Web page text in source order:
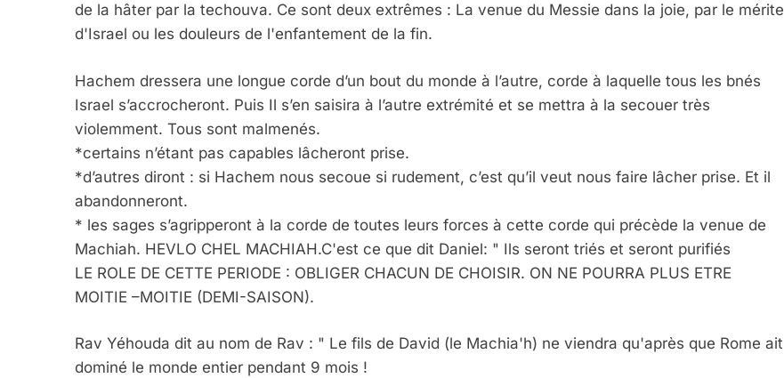
de la hâter par la techouva. Ce sont deux extrêmes : La venue du Messie dans la joie, par le mérite
d'Israel ou les douleurs de l'enfantement de la fin.
Hachem dressera une longue corde d’un bout du monde à l’autre, corde à laquelle tous les bnés
Israel s’accrocheront. Puis Il s’en saisira à l’autre extrémité et se mettra à la secouer très
violemment. Tous sont malmenés.
*certains n’étant pas capables lâcheront prise.
*d’autres diront : si Hachem nous secoue si rudement, c’est qu’il veut nous faire lâcher prise. Et il
abandonneront.
* les sages s’agripperont à la corde de toutes leurs forces à cette corde qui précède la venue de
Machiah. HEVLO CHEL MACHIAH.C'est ce que dit Daniel: " Ils seront triés et seront purifiés
LE ROLE DE CETTE PERIODE : OBLIGER CHACUN DE CHOISIR. ON NE POURRA PLUS ETRE
MOITIE –MOITIE (DEMI-SAISON).
Rav Yéhouda dit au nom de Rav : " Le fils de David (le Machia'h) ne viendra qu'après que Rome ait
dominé le monde entier pendant 9 mois !